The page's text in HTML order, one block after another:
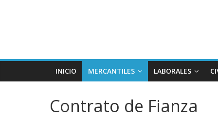
INICIO MERCANTILES LABORALES
Contrato de Fianza